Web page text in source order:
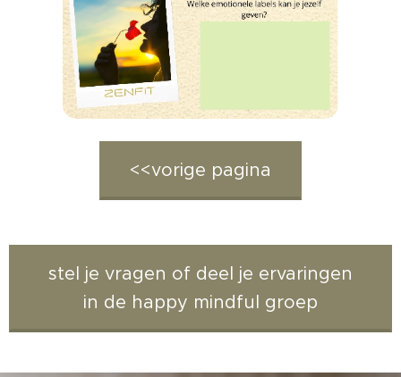
<<vorige pagina
stel je vragen of deel je ervaringen
in de happy mindful groep